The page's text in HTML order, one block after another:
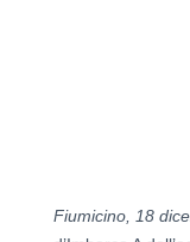
Fiumicino, 18